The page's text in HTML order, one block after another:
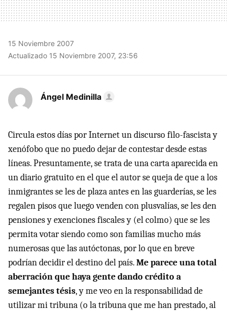
15 Noviembre 2007
Actualizado 15 Noviembre 2007, 23:56
Ángel Medinilla
Circula estos días por Internet un discurso filo-fascista y
xenófobo que no puedo dejar de contestar desde estas
líneas. Presuntamente, se trata de una carta aparecida en
un diario gratuito en el que el autor se queja de que a los
inmigrantes se les de plaza antes en las guarderías, se les
regalen pisos que luego venden con plusvalías, se les den
pensiones y exenciones fiscales y (el colmo) que se les
permita votar siendo como son familias mucho más
numerosas que las autóctonas, por lo que en breve
podrían decidir el destino del país.Me parece una total
aberración que haya gente dando crédito a
semejantes tésis, y me veo en la responsabilidad de
utilizar mi tribuna (o la tribuna que me han prestado, al